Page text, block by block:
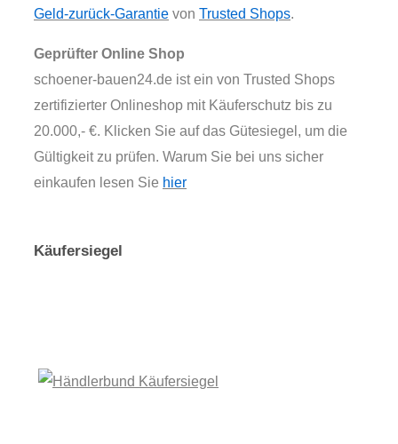
Geld-zurück-Garantie von Trusted Shops.
Geprüfter Online Shop
schoener-bauen24.de ist ein von Trusted Shops
zertifizierter Onlineshop mit Käuferschutz bis zu
20.000,- €. Klicken Sie auf das Gütesiegel, um die
Gültigkeit zu prüfen. Warum Sie bei uns sicher
einkaufen lesen Sie hier
Käufersiegel